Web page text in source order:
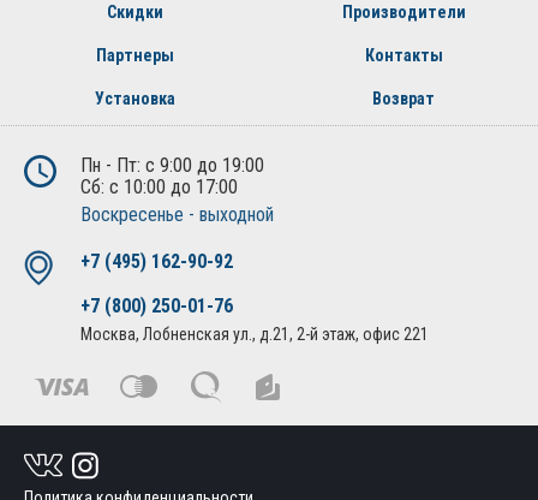
Скидки Производители
Партнеры Контакты
Установка Возврат
Пн - Пт: с 9:00 до 19:00
Сб: с 10:00 до 17:00
Воскресенье - выходной
+7 (495) 162-90-92
+7 (800) 250-01-76
Москва, Лобненская ул., д.21, 2-й этаж, офис 221